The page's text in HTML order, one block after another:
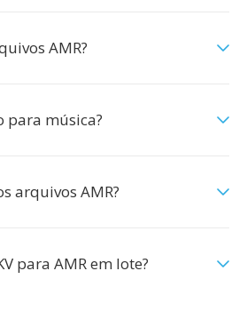
AMR?
para música?
arquivos AMR?
para AMR em lote?